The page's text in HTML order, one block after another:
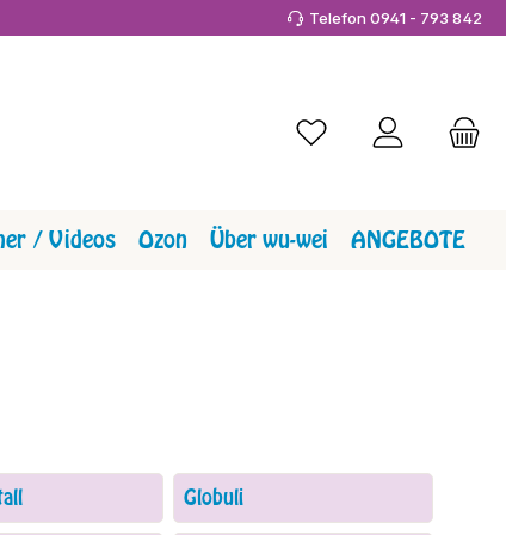
Telefon 0941 - 793 842
Du hast 0 Produkte
/ Videos Ozon Über wu-wei ANGEBOTE
Globuli